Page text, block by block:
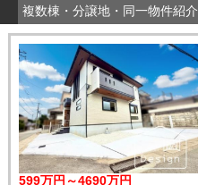
複数棟・分譲地・同一物件紹介
599万円～4690万円